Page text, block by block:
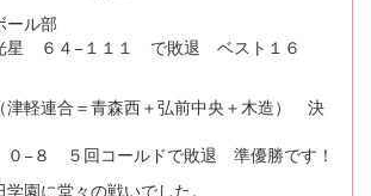
ール部
６４−１１１ で敗退 ベスト１６
津軽連合＝青森西＋弘前中央＋木造） 決
−８ ５回コールドで敗退 準優勝です！
園に堂々の戦いでした。